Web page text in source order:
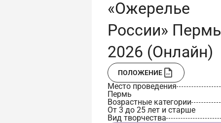
«Ожерелье
России» Пермь
2026 (Онлайн)
ПОЛОЖЕНИЕ
Место проведения
Пермь
Возрастные категории
От 3 до 25 лет и старше
Вид творчества